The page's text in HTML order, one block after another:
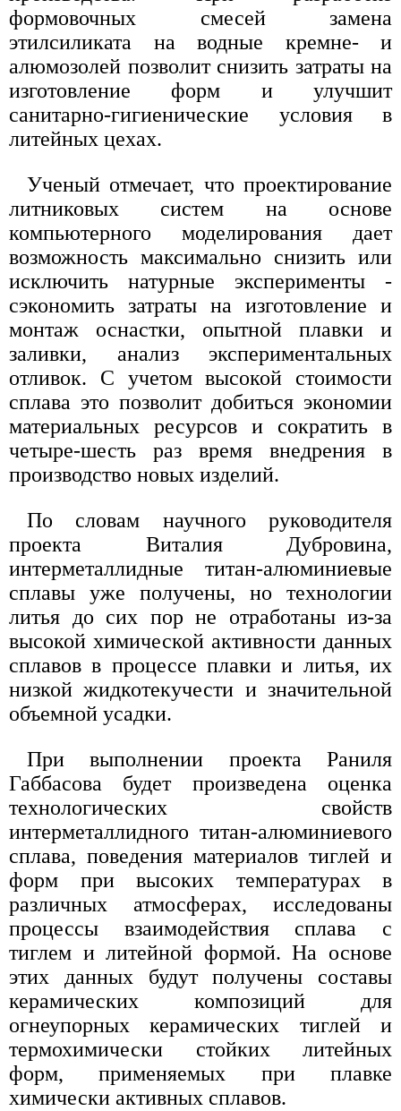
формовочных смесей замена
этилсиликата на водные кремне- и
алюмозолей позволит снизить затраты на
изготовление форм и улучшит
санитарно-гигиенические условия в
литейных цехах.
Ученый отмечает, что проектирование
литниковых систем на основе
компьютерного моделирования дает
возможность максимально снизить или
исключить натурные эксперименты -
сэкономить затраты на изготовление и
монтаж оснастки, опытной плавки и
заливки, анализ экспериментальных
отливок. С учетом высокой стоимости
сплава это позволит добиться экономии
материальных ресурсов и сократить в
четыре-шесть раз время внедрения в
производство новых изделий.
По словам научного руководителя
проекта Виталия Дубровина,
интерметаллидные титан-алюминиевые
сплавы уже получены, но технологии
литья до сих пор не отработаны из-за
высокой химической активности данных
сплавов в процессе плавки и литья, их
низкой жидкотекучести и значительной
объемной усадки.
При выполнении проекта Раниля
Габбасова будет произведена оценка
технологических свойств
интерметаллидного титан-алюминиевого
сплава, поведения материалов тиглей и
форм при высоких температурах в
различных атмосферах, исследованы
процессы взаимодействия сплава с
тиглем и литейной формой. На основе
этих данных будут получены составы
керамических композиций для
огнеупорных керамических тиглей и
термохимически стойких литейных
форм, применяемых при плавке
химически активных сплавов.